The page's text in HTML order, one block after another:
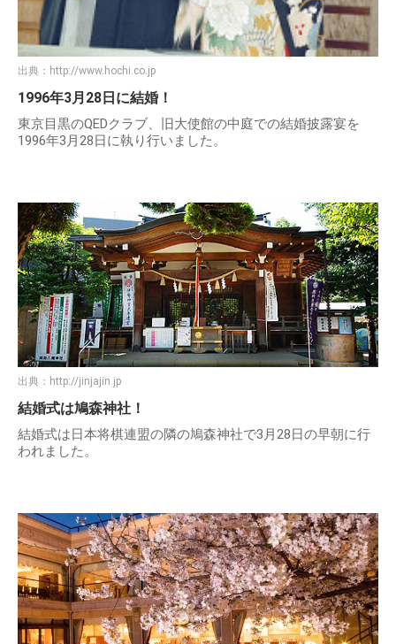
出典： http://www.hochi.co.jp
1996年3月28日に結婚！
東京目黒のQEDクラブ、旧大使館の中庭での結婚披露宴を
1996年3月28日に執り行いました。
出典： http://jinjajin.jp
結婚式は鳩森神社！
結婚式は日本将棋連盟の隣の鳩森神社で3月28日の早朝に行
われました。